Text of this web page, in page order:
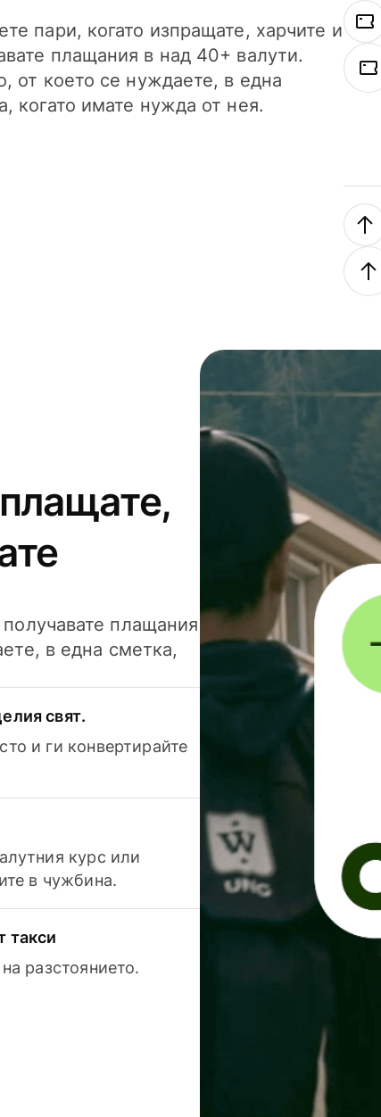
пари, когато изпращате, харчите и
плащания в над 40+ валути.
от което се нуждаете, в една
когато имате нужда от нея.
плащания
в една сметка,
свят.
и ги конвертирайте
курс или
в чужбина.
такси
разстоянието.